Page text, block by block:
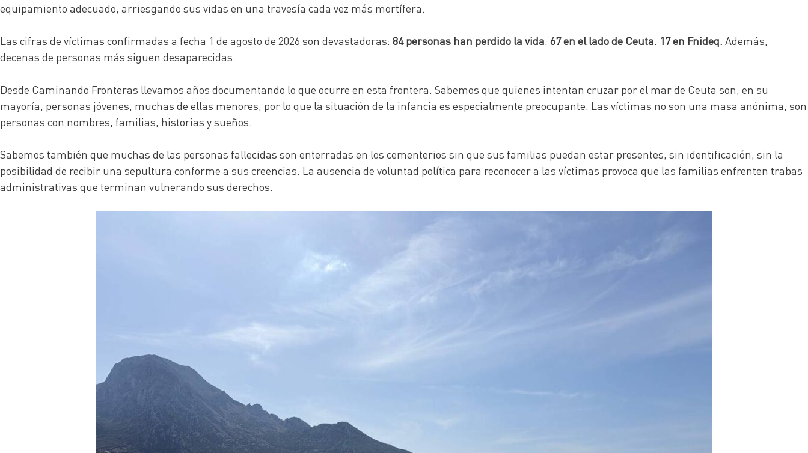
equipamiento adecuado, arriesgando sus vidas en una travesía cada vez más mortífera.
Las cifras de víctimas confirmadas a fecha 1 de agosto de 2026 son devastadoras: 84 personas han perdido la vida. 67 en el lado de Ceuta. 17 en Fnideq. Además,
decenas de personas más siguen desaparecidas.
Desde Caminando Fronteras llevamos años documentando lo que ocurre en esta frontera. Sabemos que quienes intentan cruzar por el mar de Ceuta son, en su
mayoría, personas jóvenes, muchas de ellas menores, por lo que la situación de la infancia es especialmente preocupante. Las víctimas no son una masa anónima, son
personas con nombres, familias, historias y sueños.
Sabemos también que muchas de las personas fallecidas son enterradas en los cementerios sin que sus familias puedan estar presentes, sin identificación, sin la
posibilidad de recibir una sepultura conforme a sus creencias. La ausencia de voluntad política para reconocer a las víctimas provoca que las familias enfrenten trabas
administrativas que terminan vulnerando sus derechos.